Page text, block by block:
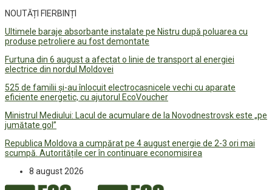
NOUTĂȚI FIERBINȚI
Ultimele baraje absorbante instalate pe Nistru după poluarea cu
produse petroliere au fost demontate
Furtuna din 6 august a afectat o linie de transport al energiei
electrice din nordul Moldovei
525 de familii și-au înlocuit electrocasnicele vechi cu aparate
eficiente energetic, cu ajutorul EcoVoucher
Ministrul Mediului: Lacul de acumulare de la Novodnestrovsk este „pe
jumătate gol”
Republica Moldova a cumpărat pe 4 august energie de 2-3 ori mai
scumpă. Autoritățile cer în continuare economisirea
8 august 2026